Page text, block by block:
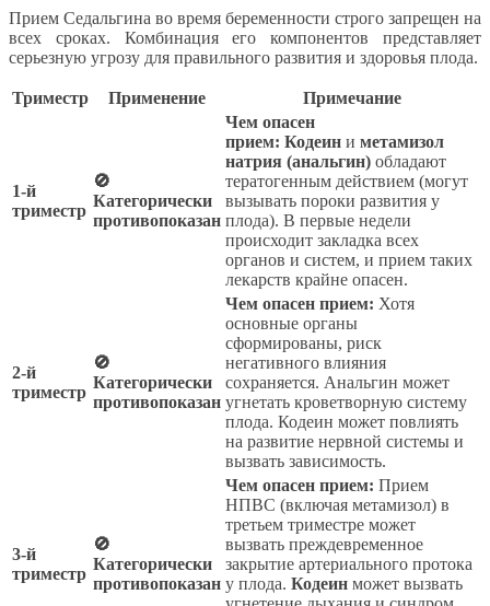
Прием Седальгина во время беременности строго запрещен на
всех сроках. Комбинация его компонентов представляет
серьезную угрозу для правильного развития и здоровья плода.
Триместр Применение Примечание
1-й
триместр
🚫
Категорически
противопоказан
Чем опасен
прием: Кодеин и метамизол
натрия (анальгин) обладают
тератогенным действием (могут
вызывать пороки развития у
плода). В первые недели
происходит закладка всех
органов и систем, и прием таких
лекарств крайне опасен.
2-й
триместр
🚫
Категорически
противопоказан
Чем опасен прием: Хотя
основные органы
сформированы, риск
негативного влияния
сохраняется. Анальгин может
угнетать кроветворную систему
плода. Кодеин может повлиять
на развитие нервной системы и
вызвать зависимость.
3-й
триместр
🚫
Категорически
противопоказан
Чем опасен прием: Прием
НПВС (включая метамизол) в
третьем триместре может
вызвать преждевременное
закрытие артериального протока
у плода. Кодеин может вызвать